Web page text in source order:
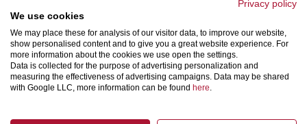
Impressum
Conditions de vente et de livraison
Protection des données
Privacy policy
We use cookies
We may place these for analysis of our visitor data, to improve our website,
show personalised content and to give you a great website experience. For
more information about the cookies we use open the settings.
Data is collected for the purpose of advertising personalization and
measuring the effectiveness of advertising campaigns. Data may be shared
with Google LLC, more information can be found here.